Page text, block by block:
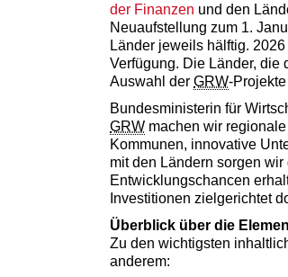
der Finanzen und den
Neuaufstellung zum 1.
Länder jeweils hälftig.
Verfügung. Die Länder, die
Auswahl der GRW-
Bundesministerin für
GRW machen wir
Kommunen, innovative
mit den Ländern sorgen
Entwicklungschancen
Investitionen zielgerichtet
Überblick über die
Zu den wichtigsten
anderem: